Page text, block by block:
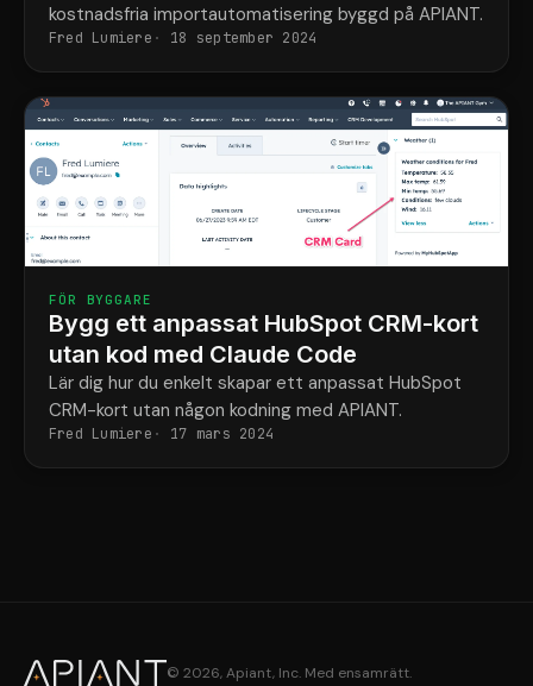
kostnadsfria importautomatisering byggd på APIANT.
Fred Lumiere 18 september 2024
FÖR BYGGARE
Bygg ett anpassat HubSpot CRM-kort
utan kod med Claude Code
Lär dig hur du enkelt skapar ett anpassat HubSpot
CRM-kort utan någon kodning med APIANT.
Fred Lumiere 17 mars 2024
© 2026, Apiant, Inc. Med ensamrätt.